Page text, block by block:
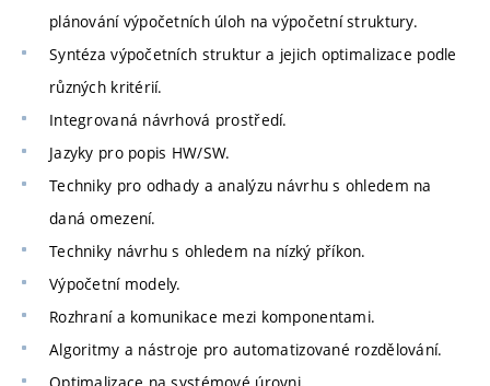
plánování výpočetních úloh na výpočetní struktury.
Syntéza výpočetních struktur a jejich optimalizace podle
různých kritérií.
Integrovaná návrhová prostředí.
Jazyky pro popis HW/SW.
Techniky pro odhady a analýzu návrhu s ohledem na
daná omezení.
Techniky návrhu s ohledem na nízký příkon.
Výpočetní modely.
Rozhraní a komunikace mezi komponentami.
Algoritmy a nástroje pro automatizované rozdělování.